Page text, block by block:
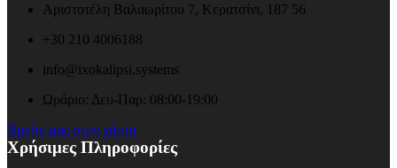
Αριστοτέλη Βαλαωρίτου 7, Κερατσίνι, 187 56
+30 210 4006188
info@ixokalipsi.systems
Ωράριο: Δευ-Παρ: 08:00-19:00
Βρείτε μας στον χάρτη
Χρήσιμες Πληροφορίες